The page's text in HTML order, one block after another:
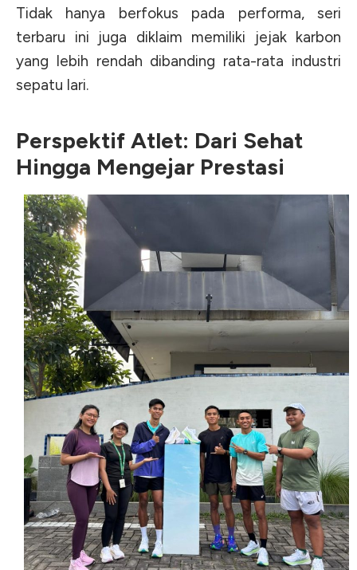
Tidak hanya berfokus pada performa, seri
terbaru ini juga diklaim memiliki jejak karbon
yang lebih rendah dibanding rata-rata industri
sepatu lari.
Perspektif Atlet: Dari Sehat
Hingga Mengejar Prestasi